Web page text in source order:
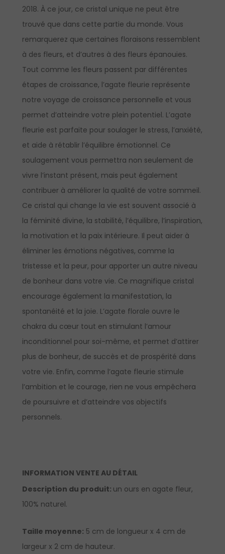
2018. À ce jour, ce cristal unique ne peut être
trouvé que dans cette partie du monde. Vous
remarquerez que certaines floraisons ressemblent
à des fleurs, et d’autres à des fleurs épanouies.
Tout comme les fleurs passent par différentes
étapes de croissance, l’agate fleurie représente
notre voyage de croissance personnelle et vous
permet d’atteindre votre plein potentiel. L’agate
fleurie est parfaite pour soulager le stress, l’anxiété,
et aide à rétablir l’équilibre émotionnel. Ce
soulagement vous permettra non seulement de
vivre l’instant présent, mais peut également
contribuer à améliorer la qualité de votre sommeil.
Ce cristal qui change la vie est souvent associé à
la féminité divine, la stabilité, l’équilibre, l’inspiration,
la motivation et la paix intérieure. Il peut aider à
éliminer les émotions négatives, comme la
tristesse et la peur, pour apporter un autre niveau
de bonheur dans votre vie. Ce magnifique cristal
encourage également la manifestation, la
spontanéité et la joie. L’agate florale ouvre le
chakra du cœur tout en stimulant l’amour
inconditionnel pour soi-même, et permet d’attirer
plus de bonheur, de succès et de prospérité dans
votre vie. Enfin, comme l’agate fleurie stimule
l’ambition et le courage, rien ne vous empêchera
de poursuivre et d’atteindre vos objectifs
personnels.
INFORMATION VENTE AU DÉTAIL
Description du produit: un ours en agate fleur,
100% naturel.
Taille moyenne: 5 cm de longueur x 4 cm de
largeur x 2 cm de hauteur.